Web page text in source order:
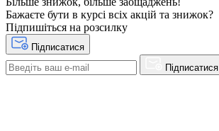
Бажаєте бути в курсі всіх акцій та знижок?
Підпишіться на розсилку
Підписатися
Підписатися